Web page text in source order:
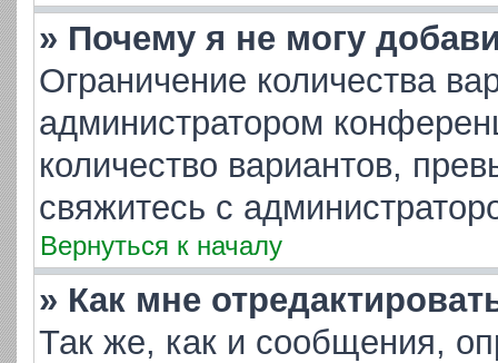
» Почему я не могу
Ограничение количества
администратором
количество вариантов,
свяжитесь с
Вернуться к началу
» Как мне
Так же, как и сообщения,